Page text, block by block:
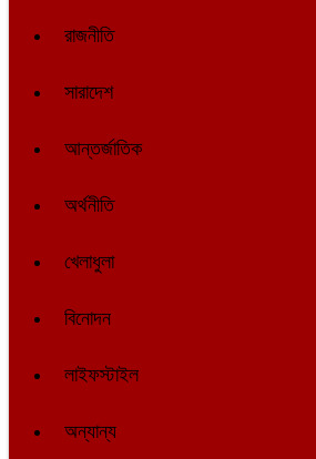
রাজনীতি
সারাদেশ
আন্তর্জাতিক
অর্থনীতি
খেলাধুলা
বিনোদন
লাইফস্টাইল
অন্যান্য